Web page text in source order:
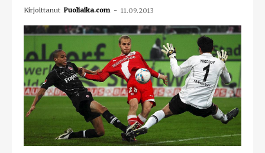
Kirjoittanut Puoliaika.com - 11.09.2013